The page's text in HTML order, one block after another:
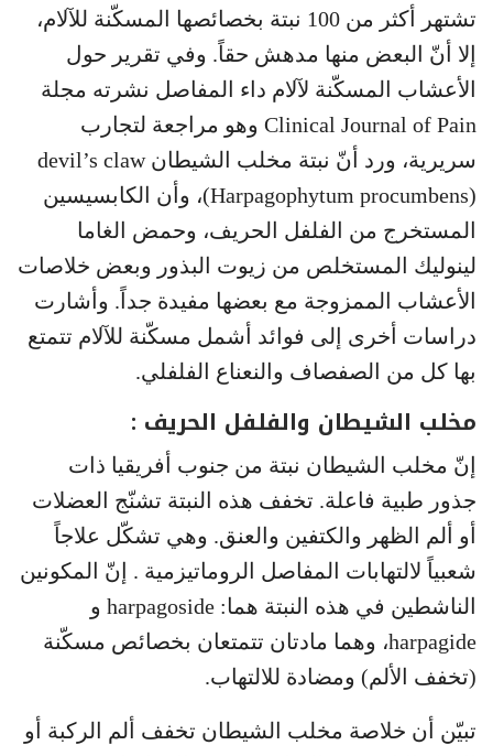
تشتهر أكثر من 100 نبتة بخصائصها المسكّنة للآلام،
إلا أنّ البعض منها مدهش حقاً. وفي تقرير حول
الأعشاب المسكّنة لآلام داء المفاصل نشرته مجلة
Clinical Journal of Pain وهو مراجعة لتجارب
سريرية، ورد أنّ نبتة مخلب الشيطان devil’s claw
(Harpagophytum procumbens)، وأن الكابسيسين
المستخرج من الفلفل الحريف، وحمض الغاما
لينوليك المستخلص من زيوت البذور وبعض خلاصات
الأعشاب الممزوجة مع بعضها مفيدة جداً. وأشارت
دراسات أخرى إلى فوائد أشمل مسكّنة للآلام تتمتع
بها كل من الصفصاف والنعناع الفلفلي.
مخلب الشيطان والفلفل الحريف :
إنّ مخلب الشيطان نبتة من جنوب أفريقيا ذات
جذور طبية فاعلة. تخفف هذه النبتة تشنّج العضلات
أو ألم الظهر والكتفين والعنق. وهي تشكّل علاجاً
شعبياً لالتهابات المفاصل الروماتيزمية . إنّ المكونين
الناشطين في هذه النبتة هما: harpagoside و
harpagide، وهما مادتان تتمتعان بخصائص مسكّنة
(تخفف الألم) ومضادة للالتهاب.
تبيّن أن خلاصة مخلب الشيطان تخفف ألم الركبة أو